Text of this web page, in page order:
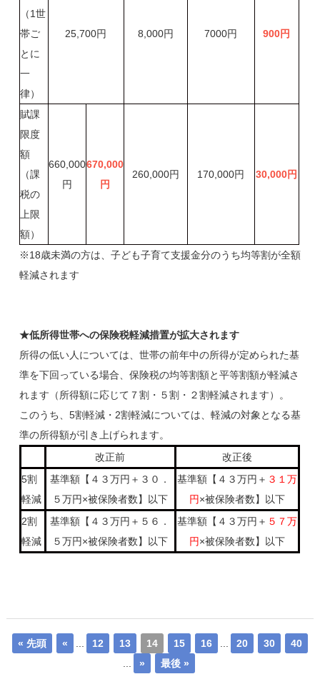
（1世
帯ご
とに
一
律）
25,700円 8,000円 7000円 900円
賦課
限度
額
（課
税の
上限
額）
660,000
円
670,000
円
260,000円 170,000円 30,000円
※18歳未満の方は、子ども子育て支援金分のうち均等割が全額
軽減されます
★低所得世帯への保険税軽減措置が拡大されます
所得の低い人については、世帯の前年中の所得が定められた基
準を下回っている場合、保険税の均等割額と平等割額が軽減さ
れます（所得額に応じて７割・５割・２割軽減されます）。
このうち、5割軽減・2割軽減については、軽減の対象となる基
準の所得額が引き上げられます。
改正前
改正後
5割
軽減
基準額【４３万円＋３０．
５万円×被保険者数】以下
基準額【４３万円＋ ３１万
円×被保険者数】以下
2割
軽減
基準額【４３万円＋５６．
５万円×被保険者数】以下
基準額【４３万円＋ ５７万
円×被保険者数】以下
« 先頭 « 12 13 14 15 16 20 30
40
» 最後 »